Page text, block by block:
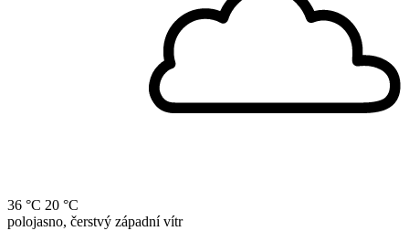
36 °C 20 °C
polojasno, čerstvý západní vítr